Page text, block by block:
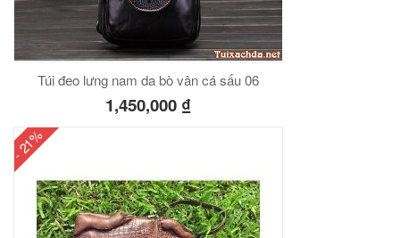
Túi đeo lưng nam da bò vân cá sấu 06
1,450,000 ₫
- 21%